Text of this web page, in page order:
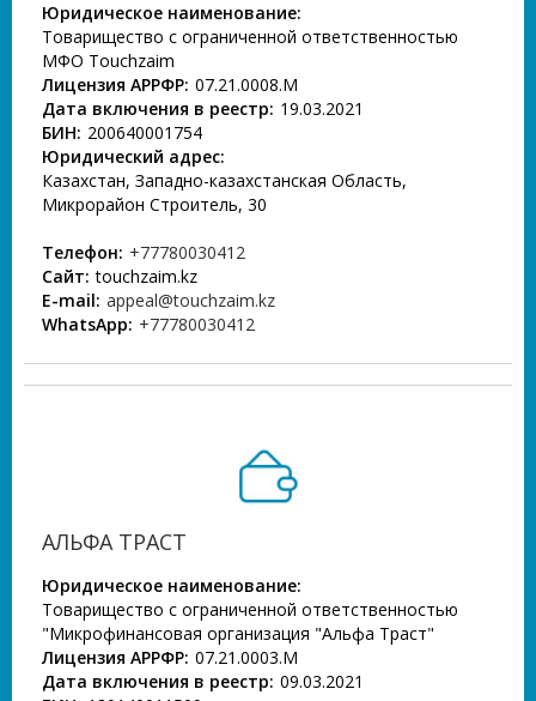
Юридическое наименование:
Товарищество с ограниченной ответственностью
МФО Touchzaim
Лицензия АРРФР: 07.21.0008.М
Дата включения в реестр: 19.03.2021
БИН: 200640001754
Юридический адрес:
Казахстан, Западно-казахстанская Область,
Микрорайон Строитель, 30
Телефон: +77780030412
Сайт: touchzaim.kz
E-mail: appeal@touchzaim.kz
WhatsApp: +77780030412
АЛЬФА ТРАСТ
Юридическое наименование:
Товарищество с ограниченной ответственностью
"Микрофинансовая организация "Альфа Траст"
Лицензия АРРФР: 07.21.0003.М
Дата включения в реестр: 09.03.2021